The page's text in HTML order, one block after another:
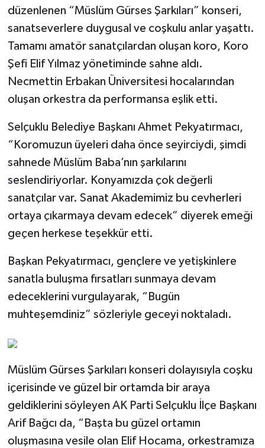
düzenlenen “Müslüm Gürses Şarkıları” konseri,
sanatseverlere duygusal ve coşkulu anlar yaşattı.
Tamamı amatör sanatçılardan oluşan koro, Koro
Şefi Elif Yılmaz yönetiminde sahne aldı.
Necmettin Erbakan Üniversitesi hocalarından
oluşan orkestra da performansa eşlik etti.
Selçuklu Belediye Başkanı Ahmet Pekyatırmacı,
“Koromuzun üyeleri daha önce seyirciydi, şimdi
sahnede Müslüm Baba’nın şarkılarını
seslendiriyorlar. Konyamızda çok değerli
sanatçılar var. Sanat Akademimiz bu cevherleri
ortaya çıkarmaya devam edecek” diyerek emeği
geçen herkese teşekkür etti.
Başkan Pekyatırmacı, gençlere ve yetişkinlere
sanatla buluşma fırsatları sunmaya devam
edeceklerini vurgulayarak, “Bugün
muhteşemdiniz” sözleriyle geceyi noktaladı.
Müslüm Gürses Şarkıları konseri dolayısıyla coşku
içerisinde ve güzel bir ortamda bir araya
geldiklerini söyleyen AK Parti Selçuklu İlçe Başkanı
Arif Bağcı da, “Başta bu güzel ortamın
oluşmasına vesile olan Elif Hocama, orkestramıza